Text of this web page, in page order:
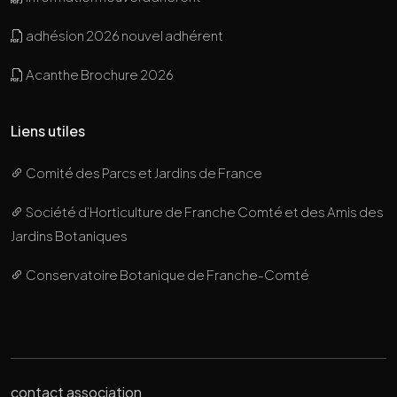
adhésion 2026 nouvel adhérent
Acanthe Brochure 2026
Liens utiles
Comité des Parcs et Jardins de France
Société d’Horticulture de Franche Comté et des Amis des
Jardins Botaniques
Conservatoire Botanique de Franche-Comté
contact association